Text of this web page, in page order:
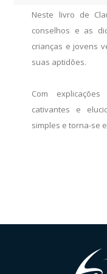
Neste livro de
conselhos e as
crianças e jovens
suas aptidões.
Com
cativantes e
simples e torna-se